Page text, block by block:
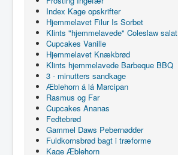
Index Kage opskrifter
Hjemmelavet Filur Is Sorbet
Klints "hjemmelavede" Coleslaw salat
Cupcakes Vanille
Hjemmelavet Knækbrød
Klints hjemmelavede Barbeque BBQ
3 - minutters sandkage
Æblehorn á lá Marcipan
Rasmus og Far
Cupcakes Ananas
Fedtebrød
Gammel Daws Pebernødder
Fuldkornsbrød bagt i træforme
Kage Æblehorn